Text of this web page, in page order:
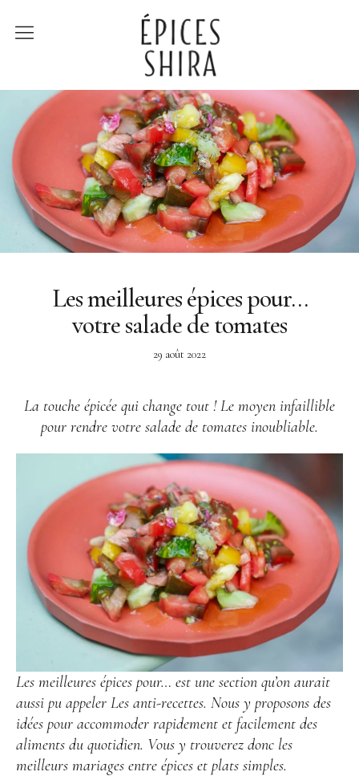
Épices Shira
Revenir à la boutique
Recettes
À la rencontre des
producteurs
Lumière sur…
Les meilleures épices pour…
votre salade de tomates
29 août 2022
La touche épicée qui change tout ! Le moyen infaillible
pour rendre votre salade de tomates inoubliable.
Les meilleures épices pour… est une section qu’on aurait
aussi pu appeler Les anti-recettes. Nous y proposons des
idées pour accommoder rapidement et facilement des
aliments du quotidien. Vous y trouverez donc les
meilleurs mariages entre épices et plats simples.